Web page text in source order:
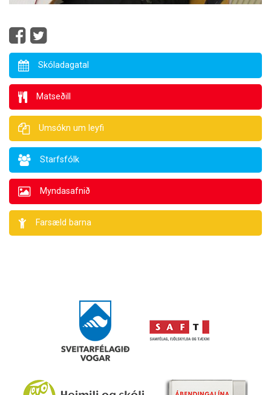
Skóladagatal
Matseðill
Umsókn um leyfi
Starfsfólk
Myndasafnið
Farsæld barna